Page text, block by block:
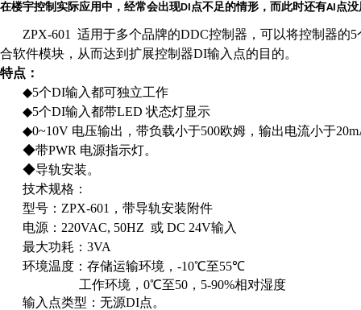
在楼宇控制实际应用中，经常会出现DI点不足的情形，而此时还有AI点
ZPX-601 适用于多个品牌的DDC控制器，可以将控制器的5
合软件模块，从而达到扩展控制器DI输入点的目的。
特点：
◆5个DI输入都可独立工作
◆5个DI输入都带LED 状态灯显示
◆0~10V 电压输出，带负载小于500欧姆，输出电流小于
◆带PWR 电源指示灯。
◆导轨安装。
技术规格：
型号： ZPX-601 ，带导轨安装附件
电源： 220VAC, 50HZ 或 DC 24V输入
最大功耗： 3VA
环境温度：存储运输环境， -10℃至55℃
工作环境， 0℃至50 ， 5-90%相对湿度
输入点类型：无源DI点。